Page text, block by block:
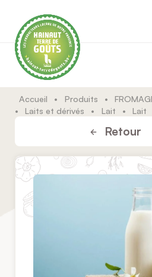
Accueil • Produits •
•
Laits et dérivés • Lait • Lait
Retour